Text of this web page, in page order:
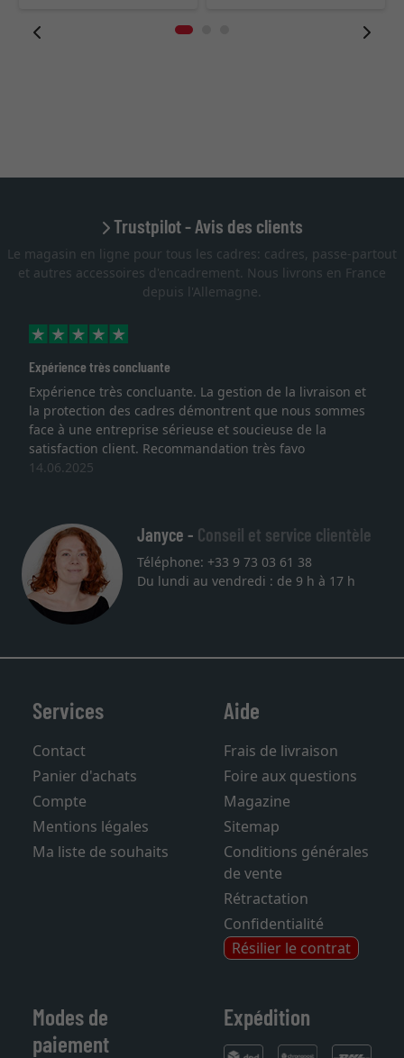
Trustpilot - Avis des clients
Le magasin en ligne pour tous les cadres: cadres, passe-partout
et autres accessoires d'encadrement. Nous livrons en France
depuis l'Allemagne.
Expérience très concluante
Expérience très concluante. La gestion de la livraison et
la protection des cadres démontrent que nous sommes
face à une entreprise sérieuse et soucieuse de la
satisfaction client. Recommandation très favo
14.06.2025
Janyce - Conseil et service clientèle
Téléphone: +33 9 73 03 61 38
Du lundi au vendredi : de 9 h à 17 h
Services
Contact
Panier d'achats
Compte
Mentions légales
Ma liste de souhaits
Aide
Frais de livraison
Foire aux questions
Magazine
Sitemap
Conditions générales
de vente
Rétractation
Confidentialité
Résilier le contrat
Modes de
paiement
Expédition